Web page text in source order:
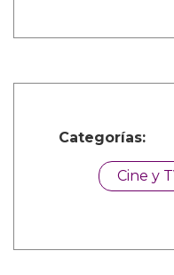
Categorías:
Cine y